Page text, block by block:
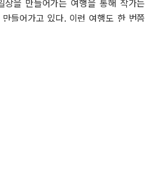
상을 만들어가는 여행을 통해 작가는
들어가고 있다. 이런 여행도 한 번쯤